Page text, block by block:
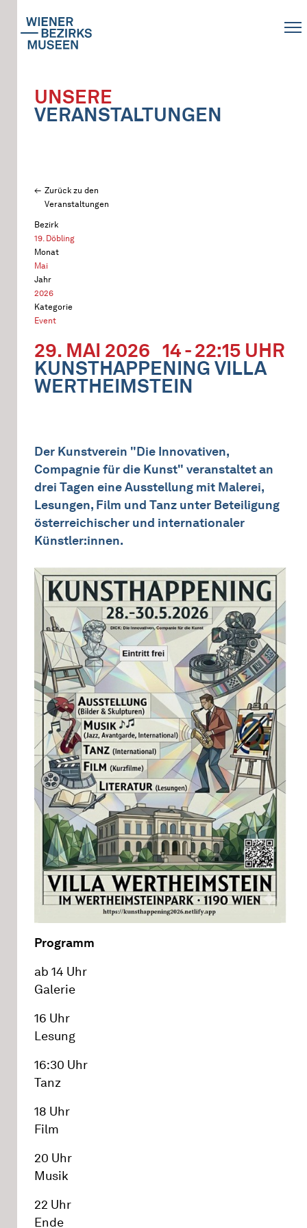
UNSERE
VERANSTALTUNGEN
Zurück zu den
Veranstaltungen
Bezirk
19. Döbling
Monat
Mai
Jahr
2026
Kategorie
Event
29. MAI 2026 14 - 22:15 UHR
KUNSTHAPPENING VILLA
WERTHEIMSTEIN
Der Kunstverein "Die Innovativen,
Compagnie für die Kunst" veranstaltet an
drei Tagen eine Ausstellung mit Malerei,
Lesungen, Film und Tanz unter Beteiligung
österreichischer und internationaler
Künstler:innen.
Programm
ab 14 Uhr
Galerie
16 Uhr
Lesung
16:30 Uhr
Tanz
18 Uhr
Film
20 Uhr
Musik
22 Uhr
Ende